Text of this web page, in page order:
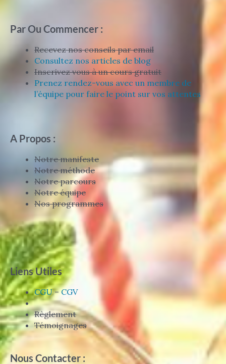
Par Ou Commencer :
Recevez nos conseils par email
Consultez nos articles de blog
Inscrivez vous à un cours gratuit
Prenez rendez-vous avec un membre de
l’équipe pour faire le point sur vos attentes
A Propos :
Notre manifeste
Notre méthode
Notre parcours
Notre équipe
Nos programmes
Liens Utiles
CGU–CGV
Règlement
Témoignages
Nous Contacter :